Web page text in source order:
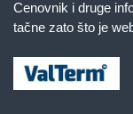
Cenovnik i druge
tačne zato što je